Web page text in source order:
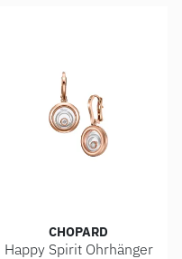
CHOPARD
Happy Spirit Ohrhänger